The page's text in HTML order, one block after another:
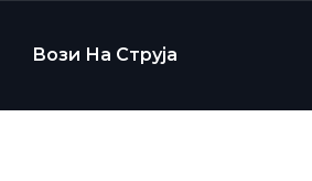
Вози На Струја